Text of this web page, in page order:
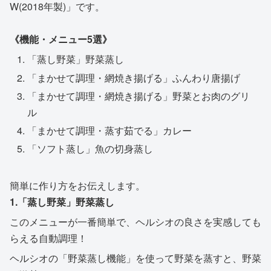
W(2018年製)」です。
《機能・メニュー5選》
「蒸し野菜」野菜蒸し
「まかせて調理・網焼き揚げる」ふんわり唐揚げ
「まかせて調理・網焼き揚げる」野菜とお肉のグリ
ル
「まかせて調理・蒸す茹でる」カレー
「ソフト蒸し」魚の切身蒸し
簡単に作り方をお伝えします。
1.「蒸し野菜」野菜蒸し
このメニューが一番簡単で、ヘルシオの良さを実感しても
らえる自動調理！
ヘルシオの「野菜蒸し機能」を使って野菜を蒸すと、野菜